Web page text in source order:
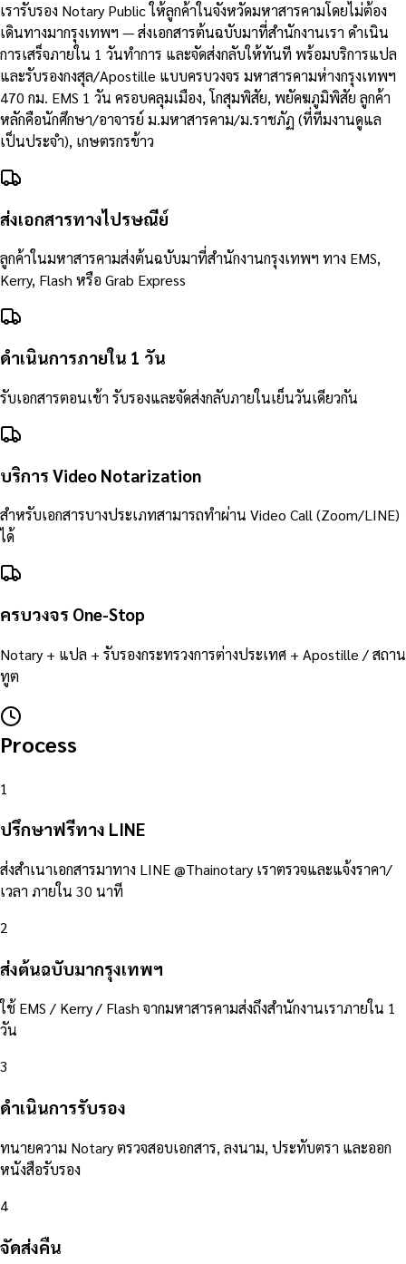
เรารับรอง Notary Public ให้ลูกค้าในจังหวัดมหาสารคามโดยไม่ต้อง
เดินทางมากรุงเทพฯ — ส่งเอกสารต้นฉบับมาที่สำนักงานเรา ดำเนิน
การเสร็จภายใน 1 วันทำการ และจัดส่งกลับให้ทันที พร้อมบริการแปล
และรับรองกงสุล/Apostille แบบครบวงจร มหาสารคามห่างกรุงเทพฯ
470 กม. EMS 1 วัน ครอบคลุมเมือง, โกสุมพิสัย, พยัคฆภูมิพิสัย ลูกค้า
หลักคือนักศึกษา/อาจารย์ ม.มหาสารคาม/ม.ราชภัฏ (ที่ทีมงานดูแล
เป็นประจำ), เกษตรกรข้าว
ส่งเอกสารทางไปรษณีย์
ลูกค้าในมหาสารคามส่งต้นฉบับมาที่สำนักงานกรุงเทพฯ ทาง EMS,
Kerry, Flash หรือ Grab Express
ดำเนินการภายใน 1 วัน
รับเอกสารตอนเช้า รับรองและจัดส่งกลับภายในเย็นวันเดียวกัน
บริการ Video Notarization
สำหรับเอกสารบางประเภทสามารถทำผ่าน Video Call (Zoom/LINE)
ได้
ครบวงจร One-Stop
Notary + แปล + รับรองกระทรวงการต่างประเทศ + Apostille / สถาน
ทูต
Process
1
ปรึกษาฟรีทาง LINE
ส่งสำเนาเอกสารมาทาง LINE @Thainotary เราตรวจและแจ้งราคา/
เวลา ภายใน 30 นาที
2
ส่งต้นฉบับมากรุงเทพฯ
ใช้ EMS / Kerry / Flash จากมหาสารคามส่งถึงสำนักงานเราภายใน 1
วัน
3
ดำเนินการรับรอง
ทนายความ Notary ตรวจสอบเอกสาร, ลงนาม, ประทับตรา และออก
หนังสือรับรอง
4
จัดส่งคืน